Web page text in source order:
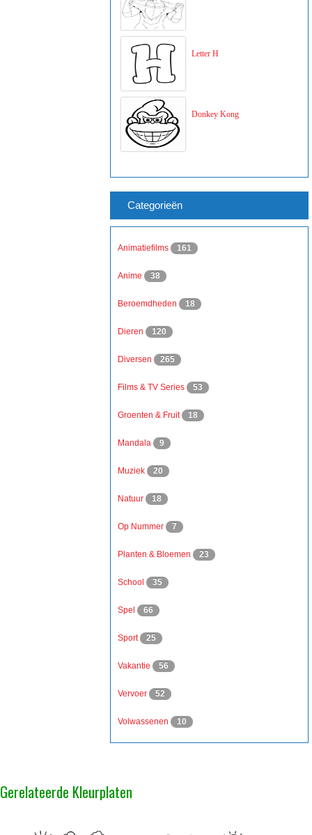
Letter H
Donkey Kong
Categorieën
Animatiefilms 161
Anime 38
Beroemdheden 18
Dieren 120
Diversen 265
Films & TV Series 53
Groenten & Fruit 18
Mandala 9
Muziek 20
Natuur 18
Op Nummer 7
Planten & Bloemen 23
School 35
Spel 66
Sport 25
Vakantie 56
Vervoer 52
Volwassenen 10
Gerelateerde Kleurplaten